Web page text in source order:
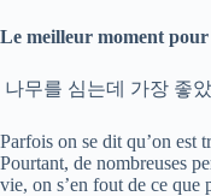
Le meilleur moment pour
나무를 심는데 가장 좋
Parfois on se dit qu’on est
Pourtant, de nombreuses
vie, on s’en fout de ce que